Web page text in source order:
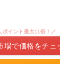
ポイント最大11倍！／
場で価格をチェ